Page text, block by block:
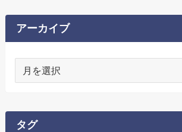
アーカイブ
イ
ブ
タグ